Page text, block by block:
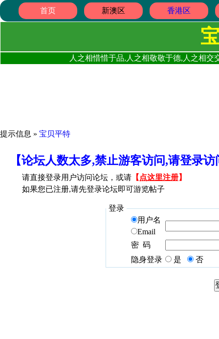
首页 新澳区 香港区
人之相惜惜于品,人之相敬敬于德,人之相
提示信息 » 宝贝平特
【论坛人数太多,禁止游客访问,请登录
请直接登录用户访问论坛，或请 【 点这里注册】
如果您已注册,请先登录论坛即可游览帖子
登录
用户名
Email
密 码
隐身登录
是 否